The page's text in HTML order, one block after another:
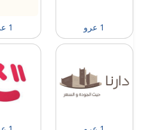
1 عرو 1 عرو